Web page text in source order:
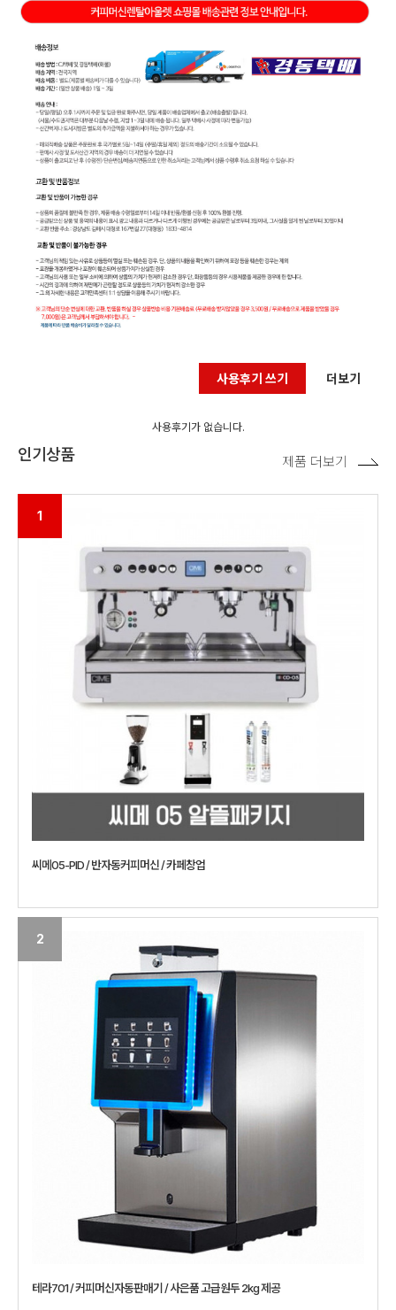
사용후기 쓰기 더보기
사용후기가 없습니다.
인기상품
1
씨메05-PID / 반자동커피머신 / 카페창업
2
테라701 / 커피머신자동판매기 / 사은품 고급원두 2kg 제공
제품 더보기